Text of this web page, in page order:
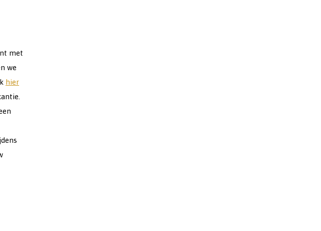
met
we
hier